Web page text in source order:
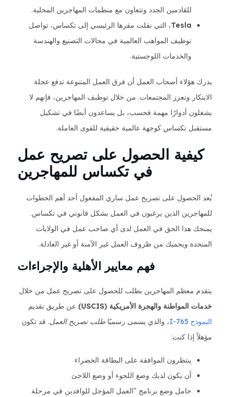
للقادمين الجدد وتتعاون مع منظمات المهاجرين المحلية.
Tesla، التي نقلت مقرها الرئيسي إلى تكساس، تواصل
توظيف المواهب العالمية في مجالات التصنيع والهندسة
والخدمات اللوجستية.
يدرك هؤلاء أصحاب العمل أن فرق العمل المتنوعة تدفع عجلة
الابتكار وتعزز المجتمعات. من خلال توظيف المهاجرين، فإنهم لا
يشغلون أدوارًا مهمة فحسب، بل يساعدون أيضًا في تشكيل
مستقبل تكساس كوجهة عالمية حقيقية للقوى العاملة.
كيفية الحصول على تصريح عمل
في تكساس للمهاجرين
يُعد الحصول على تصريح عمل ساري المفعول أحد أهم الخطوات
للمهاجرين الذين يرغبون في العمل بشكل قانوني في تكساس.
يمنحك هذا الحق في العمل لدى أي صاحب عمل في الولايات
المتحدة ويحميك من ظروف العمل غير الآمنة أو غير العادلة.
فهم معايير الأهلية والإجراءات
يتقدم معظم المهاجرين بطلب للحصول على تصريح عمل من خلال
خدمات المواطنة والهجرة الأمريكية (USCIS)
عن طريق تقديم
النموذج I-765
، والذي يسمى رسميًا طلب تصريح العمل. قد تكون
مؤهلاً إذا كنت:
ينتظرون الموافقة على البطاقة الخضراء
أن يكون لديك وضع اللجوء أو وضع اللاجئ
حامل وضع برنامج "العمل المؤجل للوافدين في مرحلة